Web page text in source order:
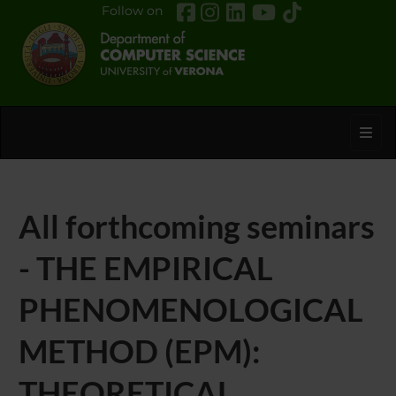
Follow on
All forthcoming seminars
- THE EMPIRICAL
PHENOMENOLOGICAL
METHOD (EPM):